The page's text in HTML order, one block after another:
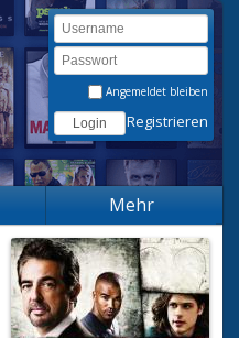
Angemeldet bleiben
Registrieren
Mehr